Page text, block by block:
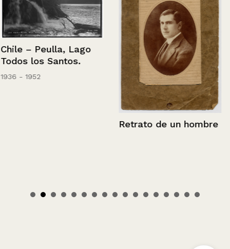
Chile – Peulla, Lago
Todos los Santos.
1936 - 1952
Retrato de un hombre